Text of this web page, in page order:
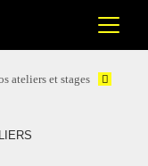
ateliers et stages